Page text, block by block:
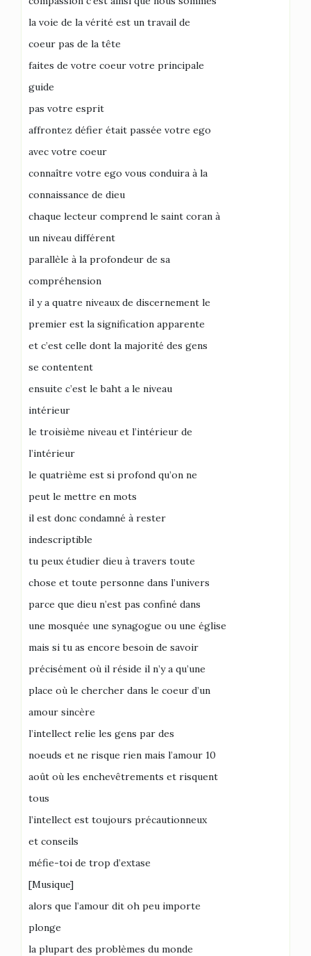
la voie de la vérité est un travail de
coeur pas de la tête
faites de votre coeur votre principale
guide
pas votre esprit
affrontez défier était passée votre ego
avec votre coeur
connaître votre ego vous conduira à la
connaissance de dieu
chaque lecteur comprend le saint coran à
un niveau différent
parallèle à la profondeur de sa
compréhension
il y a quatre niveaux de discernement le
premier est la signification apparente
et c’est celle dont la majorité des gens
se contentent
ensuite c’est le baht a le niveau
intérieur
le troisième niveau et l’intérieur de
l’intérieur
le quatrième est si profond qu’on ne
peut le mettre en mots
il est donc condamné à rester
indescriptible
tu peux étudier dieu à travers toute
chose et toute personne dans l’univers
parce que dieu n’est pas confiné dans
une mosquée une synagogue ou une église
mais si tu as encore besoin de savoir
précisément où il réside il n’y a qu’une
place où le chercher dans le coeur d’un
amour sincère
l’intellect relie les gens par des
noeuds et ne risque rien mais l’amour 10
août où les enchevêtrements et risquent
tous
l’intellect est toujours précautionneux
et conseils
méfie-toi de trop d’extase
[Musique]
alors que l’amour dit oh peu importe
plonge
la plupart des problèmes du monde